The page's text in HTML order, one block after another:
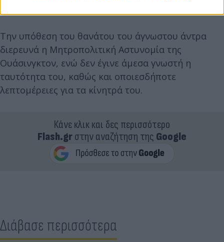
Την υπόθεση του θανάτου του άγνωστου άντρα
διερευνά η Μητροπολιτική Αστυνομία της
Ουάσινγκτον, ενώ δεν έγινε άμεσα γνωστή η
ταυτότητα του, καθώς και οποιεσδήποτε
λεπτομέρειες για τα κίνητρά του.
Κάνε κλικ και δες περισσότερο
Flash.grστην αναζήτηση της Google
Διάβασε περισσότερα